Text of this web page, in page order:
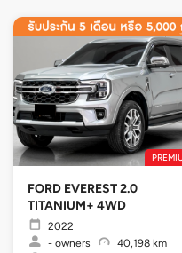
FORD EVEREST 2.0
TITANIUM+ 4WD
2022
- owners
40,198 km